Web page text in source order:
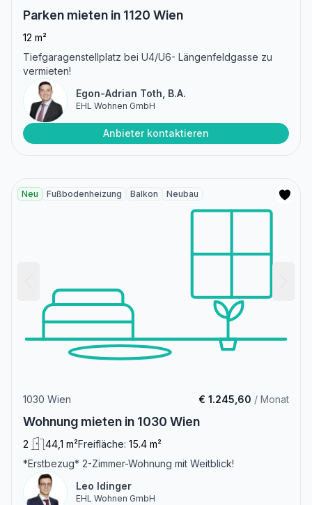
Parken mieten in 1120 Wien
12 m²
Tiefgaragenstellplatz bei U4/U6- Längenfeldgasse zu
vermieten!
Egon-Adrian Toth, B.A.
EHL Wohnen GmbH
Anbieter kontaktieren
Neu Fußbodenheizung Balkon Neubau
1030 Wien € 1.245,60 / Monat
Wohnung mieten in 1030 Wien
2 44,1 m²Freifläche: 15.4 m²
*Erstbezug* 2-Zimmer-Wohnung mit Weitblick!
Leo Idinger
EHL Wohnen GmbH